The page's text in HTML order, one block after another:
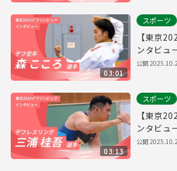
03:01
スポーツ
【東京
ンタビュ
ころ選手
公開
03:13
スポーツ
【東京
ンタビュ
グ 三浦桂
公開